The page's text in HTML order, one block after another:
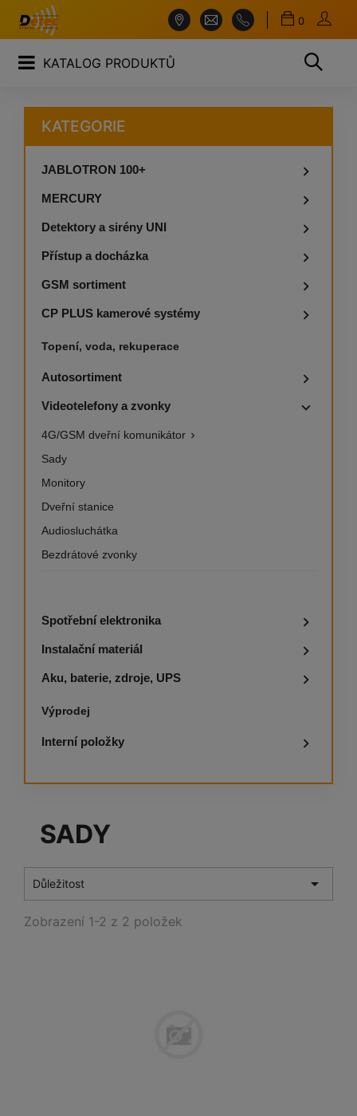
0
KATALOG PRODUKTŮ
KATEGORIE
JABLOTRON 100+ 
MERCURY 
Detektory a sirény UNI 
Přístup a docházka 
GSM sortiment 
CP PLUS kamerové systémy 
Topení, voda, rekuperace
Autosortiment 
Videotelefony a zvonky 
4G/GSM dveřní komunikátor 
Sady
Monitory
Dveřní stanice
Audiosluchátka
Bezdrátové zvonky
Spotřební elektronika 
Instalační materiál 
Aku, baterie, zdroje, UPS 
Výprodej
Interní položky 
SADY
Důležitost 
Zobrazení 1-2 z 2 položek